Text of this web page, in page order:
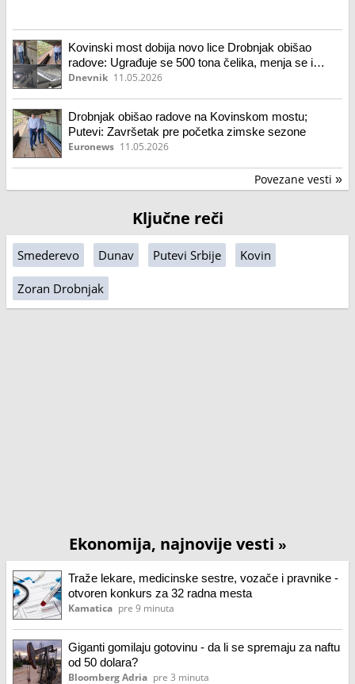
Kovinski most dobija novo lice Drobnjak obišao
radove: Ugrađuje se 500 tona čelika, menja se i
rasveta
Dnevnik 11.05.2026
Drobnjak obišao radove na Kovinskom mostu;
Putevi: Završetak pre početka zimske sezone
Euronews 11.05.2026
Povezane vesti »
Ključne reči
Smederevo Dunav Putevi Srbije Kovin
Zoran Drobnjak
Ekonomija, najnovije vesti »
Traže lekare, medicinske sestre, vozače i pravnike -
otvoren konkurs za 32 radna mesta
Kamatica pre 9 minuta
Giganti gomilaju gotovinu - da li se spremaju za naftu
od 50 dolara?
Bloomberg Adria pre 3 minuta